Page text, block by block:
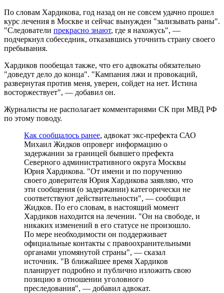
По словам Хардикова, год назад он не совсем удачно прошел
курс лечения в Москве и сейчас вынужден "зализывать раны".
"Следователи прекрасно знают, где я нахожусь", —
подчеркнул собеседник, отказавшись уточнить страну своего
пребывания.
Хардиков пообещал также, что его адвокаты обязательно
"доведут дело до конца". "Кампания лжи и провокаций,
развернутая против меня, уверен, сойдет на нет. Истина
восторжествует", — добавил он.
Журналисты не располагает комментариями СК при МВД РФ
по этому поводу.
Как сообщалось ранее, адвокат экс-префекта САО
Михаил Жидков опроверг информацию о
задержании за границей бывшего префекта
Северного административного округа Москвы
Юрия Хардикова. "От имени и по поручению
своего доверителя Юрия Хардикова заявляю, что
эти сообщения (о задержании) категорически не
соответствуют действительности", — сообщил
Жидков. По его словам, в настоящий момент
Хардиков находится на лечении. "Он на свободе, и
никаких изменений в его статусе не произошло.
По мере необходимости он поддерживает
официальные контакты с правоохранительными
органами упомянутой страны", — сказал
источник. "В ближайшее время Хардиков
планирует подробно и публично изложить свою
позицию в отношении уголовного
преследования", — добавил адвокат.